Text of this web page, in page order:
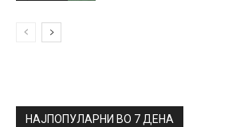
НАЈПОПУЛАРНИ ВО 7 ДЕНА